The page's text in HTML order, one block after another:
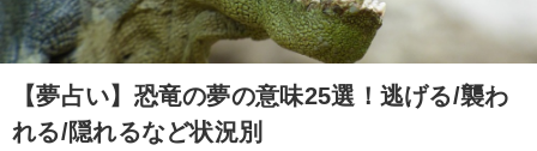
【夢占い】恐竜の夢の意味25選！逃げる/襲わ
れる/隠れるなど状況別